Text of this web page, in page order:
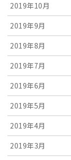
2019年10月
2019年9月
2019年8月
2019年7月
2019年6月
2019年5月
2019年4月
2019年3月